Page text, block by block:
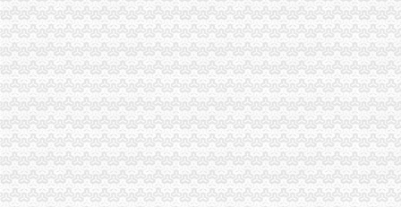
4月29日晚间深市公司重要公告_天相
金领取中心_察捐遗体和角膜临终前问取角膜的人来了吗百家号
质检总局：认证机构作将撤销资格不得从事咨询_中国食品_食品资
重庆通报电梯行业整况西子奥的斯重庆分公司被列入“名单”-
江苏天工集团有限公司【工商信息_电话地址_注册信息_信用信息_财务
重庆工商部门撤销登记力帆保中超名额几成定局-体育-舜网新闻
徽商浙商银行股权遭拍卖-金投银行频道-金投网
成都同德福合川桃片有限公司诉重庆市合川区同德福桃片有限公司、
2016年】中国石化工程建设有限公司重庆石油分公司分析化验室家具及
太集团（）：拟注销控股子公司上海太重庆太实
长盛养老健康：更新招募说明书（2016年12月）